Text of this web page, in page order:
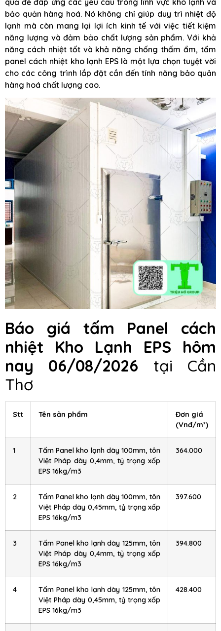
bảo quản hàng hoá. Nó không chỉ giúp duy trì nhiệt độ
lạnh mà còn mang lại lợi ích kinh tế với việc tiết kiệm
năng lượng và đảm bảo chất lượng sản phẩm. Với khả
năng cách nhiệt tốt và khả năng chống thấm ẩm, tấm
panel cách nhiệt kho lạnh EPS là một lựa chọn tuyệt vời
cho các công trình lắp đặt cần đến tính năng bảo quản
hàng hoá chất lượng cao.
Báo giá tấm Panel cách
nhiệt Kho Lạnh EPS hôm
nay 06/08/2026 tại Cần
Thơ
Stt Tên sản phẩm
Đơn giá
(Vnđ/m²)
1
Tấm Panel kho lạnh dày 100mm, tôn
Việt Pháp dày 0,4mm, tỷ trọng xốp
EPS 16kg/m3
364.000
2
Tấm Panel kho lạnh dày 100mm, tôn
Việt Pháp dày 0,45mm, tỷ trọng xốp
EPS 16kg/m3
397.600
3
Tấm Panel kho lạnh dày 125mm, tôn
Việt Pháp dày 0,4mm, tỷ trọng xốp
EPS 16kg/m3
394.800
4
Tấm Panel kho lạnh dày 125mm, tôn
Việt Pháp dày 0,45mm, tỷ trọng xốp
EPS 16kg/m3
428.400